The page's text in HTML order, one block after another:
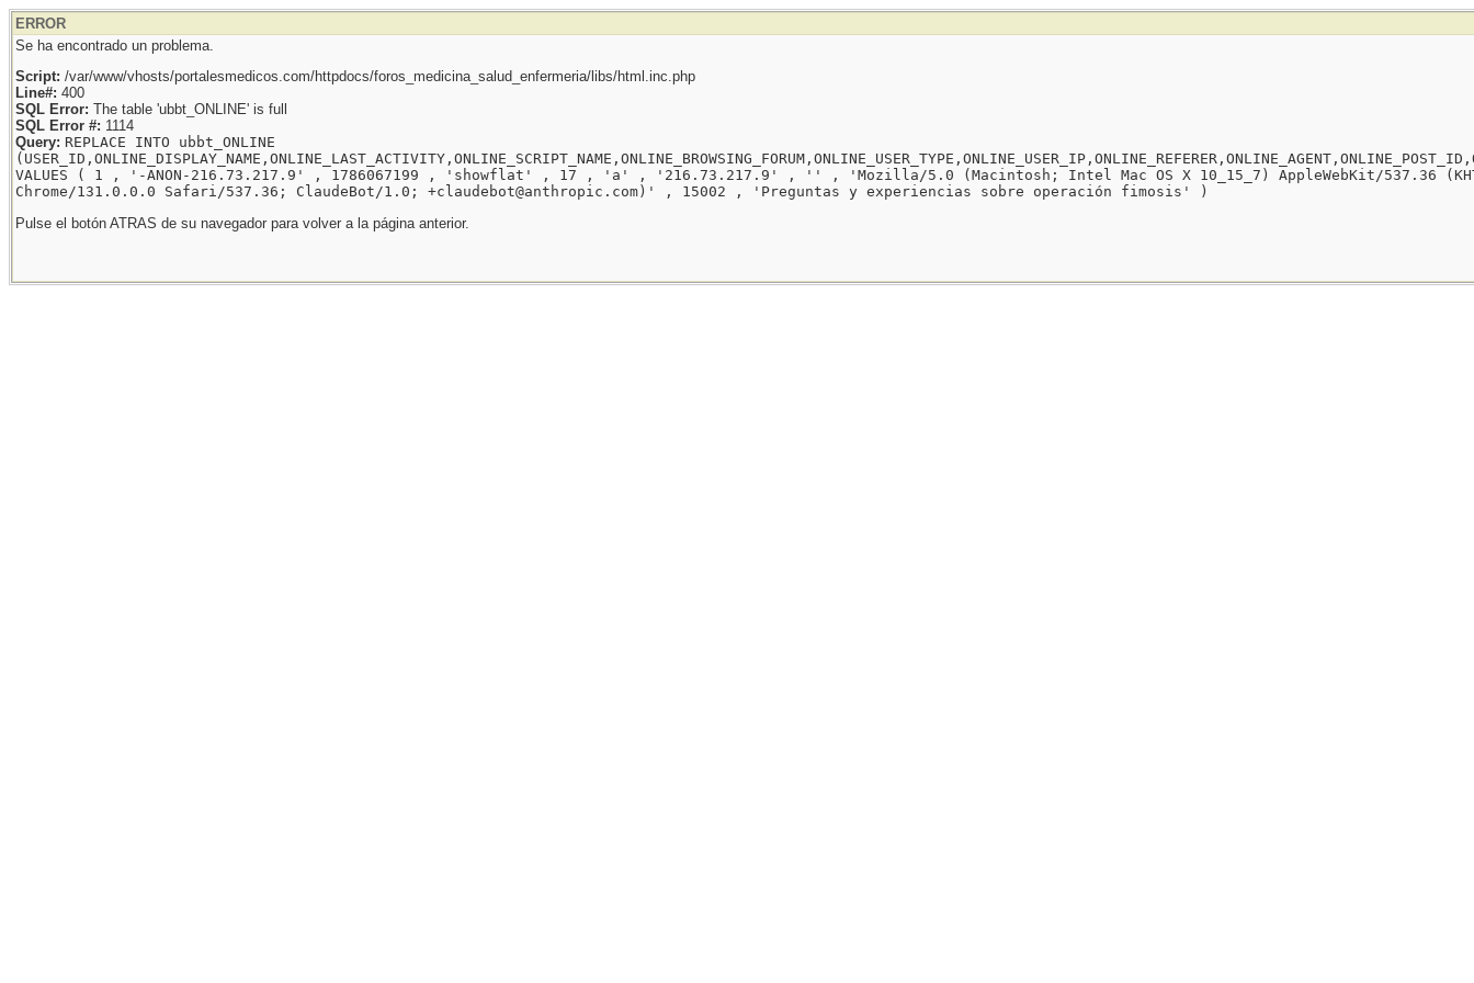
ERROR
Se ha encontrado un problema.
Script: /var/www/vhosts/portalesmedicos.com/httpdocs/foros_medicina_salud_enfermeria/libs/html.inc.php
Line#: 400
SQL Error: The table 'ubbt_ONLINE' is full
SQL Error #: 1114
Query: REPLACE INTO ubbt_ONLINE
VALUES ( 1 , '-ANON-216.73.217.9' , 1786067199 , 'showflat' , 17 , 'a' , '216.73.217.9' , '' , 'Mozilla/5.0 (Macintosh; Intel Mac OS X 10_15_7) AppleWebKit/537.36
Chrome/131.0.0.0 Safari/537.36; ClaudeBot/1.0; +claudebot@anthropic.com)' , 15002 , 'Preguntas y experiencias sobre operación fimosis' )
Pulse el botón ATRAS de su navegador para volver a la página anterior.